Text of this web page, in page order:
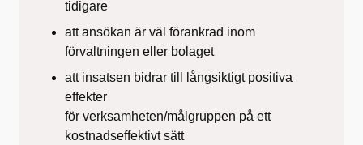
tidigare
att ansökan är väl förankrad inom
förvaltningen eller bolaget
att insatsen bidrar till långsiktigt positiva
effekter
för verksamheten/målgruppen på ett
kostnadseffektivt sätt